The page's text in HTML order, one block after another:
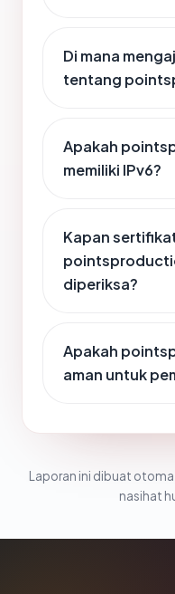
Di mana
tentang
Apakah
memiliki IPv6?
Kapan
diperiksa?
Apakah
aman untuk
Laporan ini dibuat
nasihat